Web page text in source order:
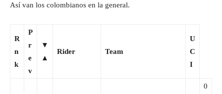
Así van los colombianos en la general.
R
n
k
P
r
e
v
▼
▲
Rider Team
U
C
I
0